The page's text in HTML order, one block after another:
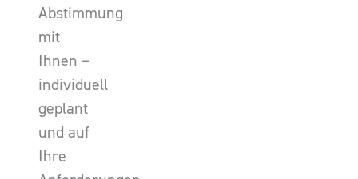
Abstimmung
mit
Ihnen –
individuell
geplant
und auf
Ihre